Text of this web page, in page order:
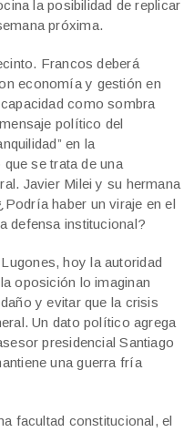
la posibilidad de replicar
próxima.
Francos deberá
economía y gestión en
como sombra
político del
en la
se trata de una
Javier Milei y su hermana
haber un viraje en el
defensa institucional?
hoy la autoridad
oposición lo imaginan
y evitar que la crisis
Un dato político agrega
presidencial Santiago
una guerra fría
facultad constitucional, el